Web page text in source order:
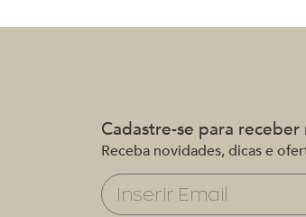
Cadastre-se para
Receba novidades, dicas e